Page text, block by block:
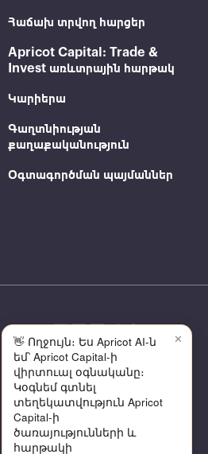
Հաճախ տրվող հարցեր
Apricot Capital: Trade &
Invest առևտրային հարթակ
Կարիերա
Գաղտնիության
քաղաքականություն
Օգտագործման պայմաններ
✕
👋 Ողջույն։ Ես Apricot AI-ն
եմ՝ Apricot Capital-ի
վիրտուալ օգնականը։
Կօգնեմ գտնել
տեղեկատվություն Apricot
Capital-ի
ծառայությունների և
հարթակի